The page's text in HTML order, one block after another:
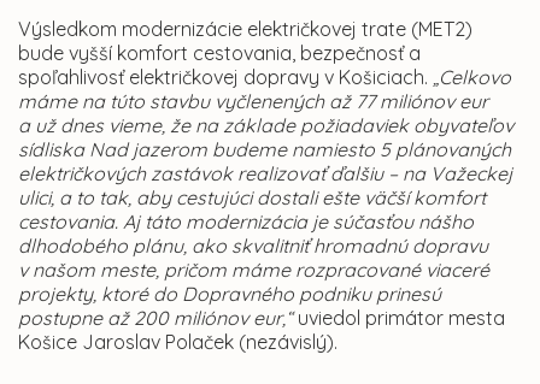
Výsledkom modernizácie električkovej trate (MET2)
bude vyšší komfort cestovania, bezpečnosť a
spoľahlivosť električkovej dopravy v Košiciach. „Celkovo
máme na túto stavbu vyčlenených až 77 miliónov eur
a už dnes vieme, že na základe požiadaviek obyvateľov
sídliska Nad jazerom budeme namiesto 5 plánovaných
električkových zastávok realizovať ďalšiu – na Važeckej
ulici, a to tak, aby cestujúci dostali ešte väčší komfort
cestovania. Aj táto modernizácia je súčasťou nášho
dlhodobého plánu, ako skvalitniť hromadnú dopravu
v našom meste, pričom máme rozpracované viaceré
projekty, ktoré do Dopravného podniku prinesú
postupne až 200 miliónov eur,“uviedol primátor mesta
Košice Jaroslav Polaček (nezávislý).